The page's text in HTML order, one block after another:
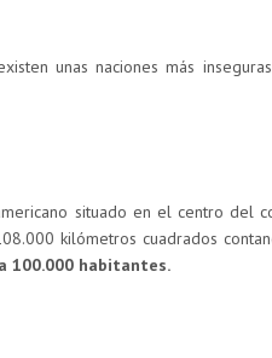
unas naciones más
situado en el centro del
kilómetros cuadrados
100.000 habitantes.